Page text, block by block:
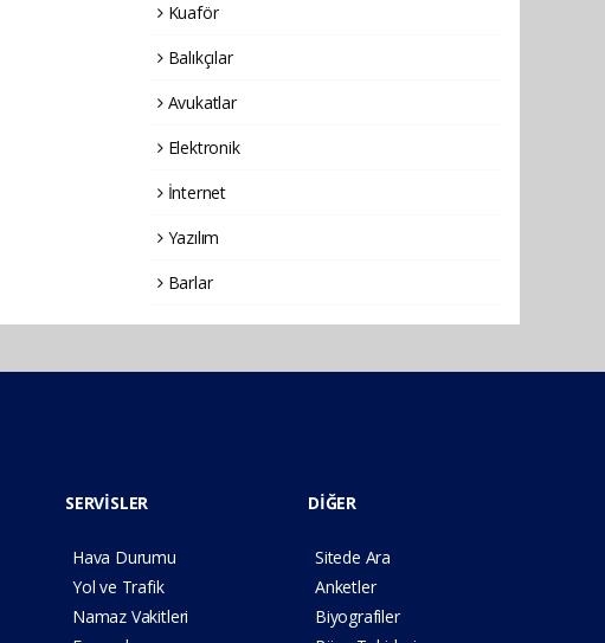
Kuaför
Balıkçılar
Avukatlar
Elektronik
İnternet
Yazılım
Barlar
SERVİSLER
Hava Durumu
Yol ve Trafik
Namaz Vakitleri
DİĞER
Sitede Ara
Anketler
Biyografiler